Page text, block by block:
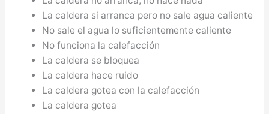
La caldera si arranca pero no sale agua caliente
No sale el agua lo suficientemente caliente
No funciona la calefacción
La caldera se bloquea
La caldera hace ruido
La caldera gotea con la calefacción
La caldera gotea